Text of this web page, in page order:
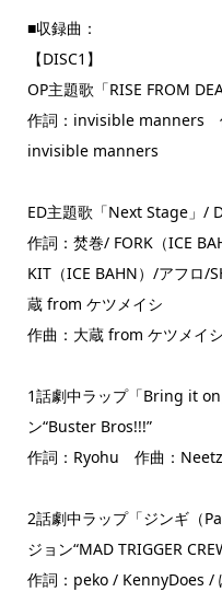
■収録曲：
【DISC1】
OP主題歌「RISE FROM
作詞：invisible manners
invisible manners
ED主題歌「Next Stage」/
作詞：焚巻/ FORK（ICE
KIT（ICE BAHN）/アフロ/
蔵 from ケツメイシ
作曲：大蔵 from ケツメイ
1話劇中ラップ「Bring it
ン“Buster Bros!!!”
作詞：Ryohu 作曲：
2話劇中ラップ「ジンギ（
ジョン“MAD TRIGGER
作詞：peko / KennyDoes